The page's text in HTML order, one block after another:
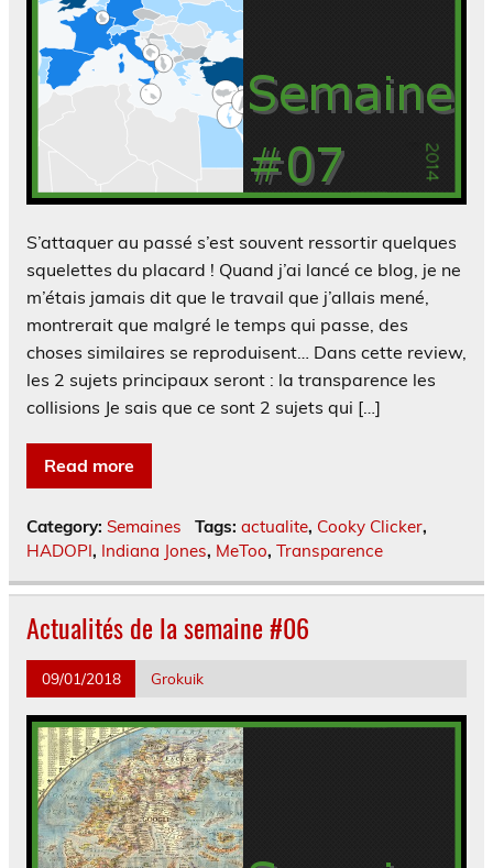
S’attaquer au passé s’est souvent ressortir quelques
squelettes du placard ! Quand j’ai lancé ce blog, je ne
m’étais jamais dit que le travail que j’allais mené,
montrerait que malgré le temps qui passe, des
choses similaires se reproduisent… Dans cette review,
les 2 sujets principaux seront : la transparence les
collisions Je sais que ce sont 2 sujets qui […]
Read more
Category: Semaines Tags: actualite, Cooky Clicker,
HADOPI, Indiana Jones, MeToo, Transparence
Actualités de la semaine #06
09/01/2018 Grokuik